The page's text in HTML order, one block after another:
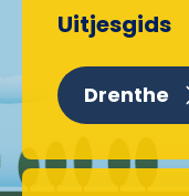
Uitjesgids
Drenthe